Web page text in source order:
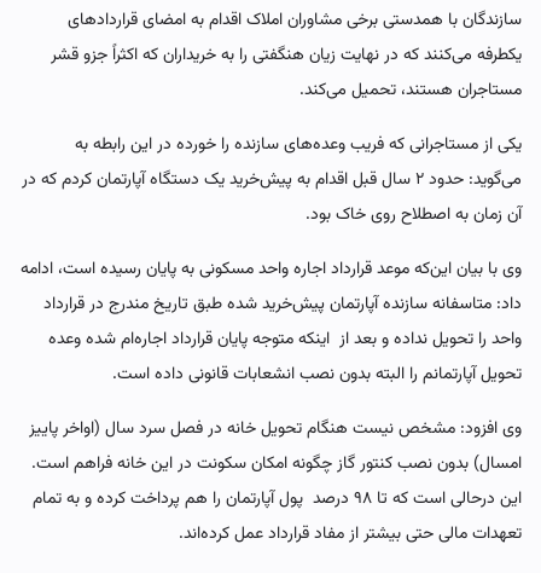
سازندگان با همدستی برخی مشاوران املاک اقدام به امضای قراردادهای
یکطرفه می‌کنند که در نهایت زیان هنگفتی را به خریداران که اکثراً جزو قشر
مستاجران هستند،‌ تحمیل می‌کند.
یکی از مستاجرانی که فریب وعده‌های سازنده را خورده در این رابطه به
می‌گوید: حدود ۲ سال قبل اقدام به پیش‌خرید یک دستگاه آپارتمان کردم که در
آن زمان به اصطلاح روی خاک بود.
وی با بیان این‌که موعد قرارداد اجاره واحد مسکونی به پایان رسیده است، ادامه
داد: متاسفانه سازنده آپارتمان پیش‌خرید شده طبق تاریخ مندرج در قرارداد
واحد را تحویل نداده و بعد از اینکه متوجه پایان قرارداد اجاره‌ام شده وعده
تحویل آپارتمانم را البته بدون نصب انشعابات قانونی داده است.
وی افزود:‌ مشخص نیست هنگام تحویل خانه در فصل سرد سال (اواخر پاییز
امسال) بدون نصب کنتور گاز چگونه امکان سکونت در این خانه فراهم است.
این درحالی است که تا ۹۸ درصد پول آپارتمان را هم پرداخت کرده‌ و به تمام
تعهدات مالی حتی بیشتر از مفاد قرارداد عمل کرده‌اند.